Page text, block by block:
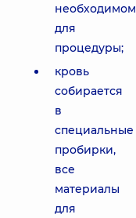
необходимом
для
процедуры;
кровь
собирается
в
специальные
пробирки,
все
материалы
для